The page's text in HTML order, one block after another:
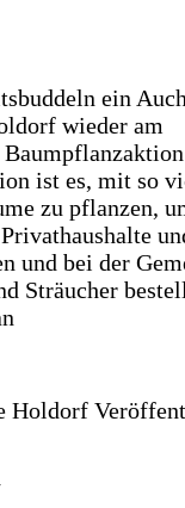
ein
wieder am
ist es, mit so
zu pflanzen,
und bei der
Sträucher
Holdorf